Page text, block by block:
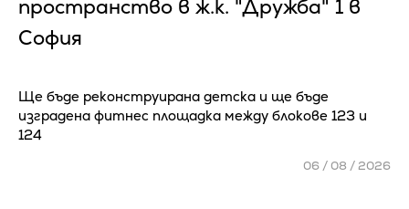
пространство в ж.к. "Дружба" 1 в
София
Ще бъде реконструирана детска и ще бъде
изградена фитнес площадка между блокове 123 и
124
06 / 08 / 2026